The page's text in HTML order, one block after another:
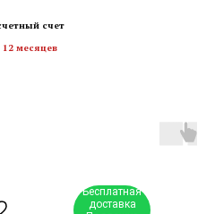
счет
12 месяцев
Бесплатная
доставка